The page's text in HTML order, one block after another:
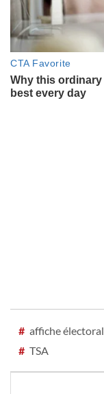
# affiche
# TSA